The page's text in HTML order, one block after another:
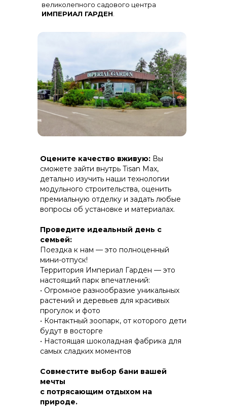
Оцените качество вживую: Вы
сможете зайти внутрь Tisan Max,
детально изучить наши технологии
модульного строительства, оценить
премиальную отделку и задать любые
вопросы об установке и материалах.
Проведите идеальный день с
семьей:
Поездка к нам — это полноценный
мини-отпуск!
Территория Империал Гарден — это
настоящий парк впечатлений:
• Огромное разнообразие уникальных
растений и деревьев для красивых
прогулок и фото
• Контактный зоопарк, от которого дети
будут в восторгe
• Настоящая шоколадная фабрика для
самых сладких моментов
Совместите выбор бани вашей
мечты
с потрясающим отдыхом на
природе.
великолепного садового центра
ИМПЕРИАЛ ГАРДЕН
(дерево-полимерный композит) на
скрытом крепеже.
ПРАКТИЧНОСТЬ И ЗАЩИТА ОТ НЕПОГОДЫ
КОНСТРУКТИВ И
ЭНЕРГОЭФФЕКТИВНОСТЬ